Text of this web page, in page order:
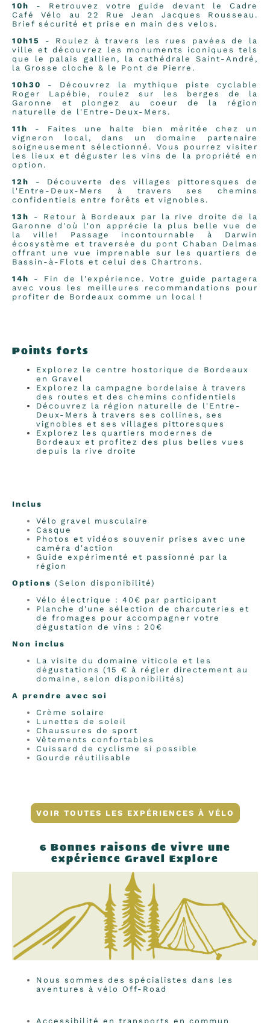
10h
- Retrouvez votre guide devant le Cadre
Café Vélo au 22 Rue Jean Jacques Rousseau.
Brief sécurité et prise en main des velos.
10h15
- Roulez à travers les rues pavées de la
ville et découvrez les monuments iconiques tels
que le palais gallien, la cathédrale Saint-André,
la Grosse cloche & le Pont de Pierre.
10h30
- Découvrez la mythique piste cyclable
Roger Lapébie, roulez sur les berges de la
Garonne et plongez au coeur de la région
naturelle de l'Entre-Deux-Mers.
11h - Faites une halte bien méritée chez un
vigneron local, dans un domaine partenaire
soigneusement sélectionné. Vous pourrez visiter
les lieux et déguster les vins de la propriété en
option.
12h
- Découverte des villages pittoresques de
l'Entre-Deux-Mers à travers ses chemins
confidentiels entre forêts et vignobles.
13h
- Retour à Bordeaux par la rive droite de la
Garonne d'où l'on apprécie la plus belle vue de
la ville! Passage incontournable à Darwin
écosystème et traversée du pont Chaban Delmas
offrant une vue imprenable sur les quartiers de
Bassin-à-Flots et celui des Chartrons.
14h - Fin de l'expérience. Votre guide partagera
avec vous les meilleures recommandations pour
profiter de Bordeaux comme un local !
Points forts
Explorez le centre hostorique de Bordeaux
en Gravel
Explorez la campagne bordelaise à travers
des routes et des chemins confidentiels
Découvrez la région naturelle de l'Entre-
Deux-Mers à travers ses collines, ses
vignobles et ses villages pittoresques
Explorez les quartiers modernes de
Bordeaux et profitez des plus belles vues
depuis la rive droite
Inclus
Vélo gravel musculaire
Casque
Photos et vidéos souvenir prises avec une
caméra d'action
Guide expérimenté et passionné par la
région
Options (Selon disponibilité)
Vélo électrique : 40€ par participant
Planche d'une sélection de charcuteries et
de fromages pour accompagner votre
dégustation de vins : 20€
Non inclus
La visite du domaine viticole et les
dégustations (15 € à régler directement au
domaine, selon disponibilités)
A prendre avec soi
Crème solaire
Lunettes de soleil
Chaussures de sport
Vêtements confortables
Cuissard de cyclisme si possible
Gourde réutilisable
VOIR TOUTES LES EXPÉRIENCES À VÉLO
6 Bonnes raisons de vivre une
expérience Gravel Explore
Nous sommes des spécialistes dans les
aventures à vélo Off-Road
Accessibilité en transports en commun